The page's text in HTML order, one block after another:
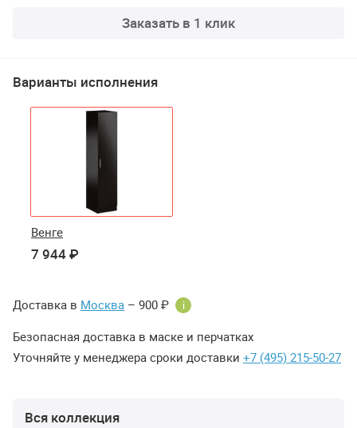
Заказать в 1 клик
Варианты исполнения
Венге
7 944 ₽
Доставка в Москва – 900 ₽ i
Безопасная доставка в маске и перчатках
Уточняйте у менеджера сроки доставки +7 (495) 215-50-27
Вся коллекция